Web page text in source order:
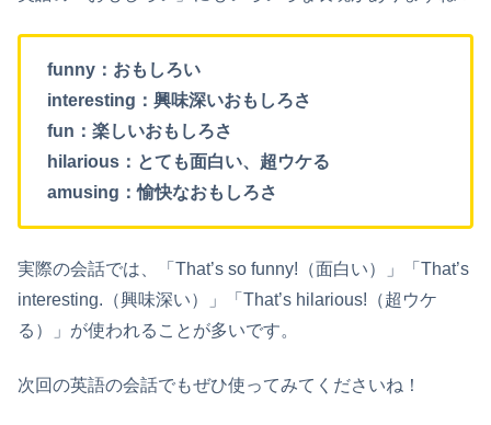
funny：おもしろい
interesting：興味深いおもしろさ
fun：楽しいおもしろさ
hilarious：とても面白い、超ウケる
amusing：愉快なおもしろさ
実際の会話では、「That’s so funny!（面白い）」「That’s
interesting.（興味深い）」「That’s hilarious!（超ウケ
る）」が使われることが多いです。
次回の英語の会話でもぜひ使ってみてくださいね！